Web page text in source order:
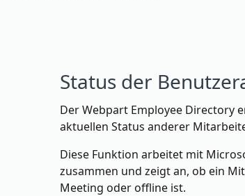
Status der
Der Webpart Employee Directory
aktuellen Status anderer
Diese Funktion arbeitet mit
zusammen und zeigt an, ob ein
Meeting oder offline ist.